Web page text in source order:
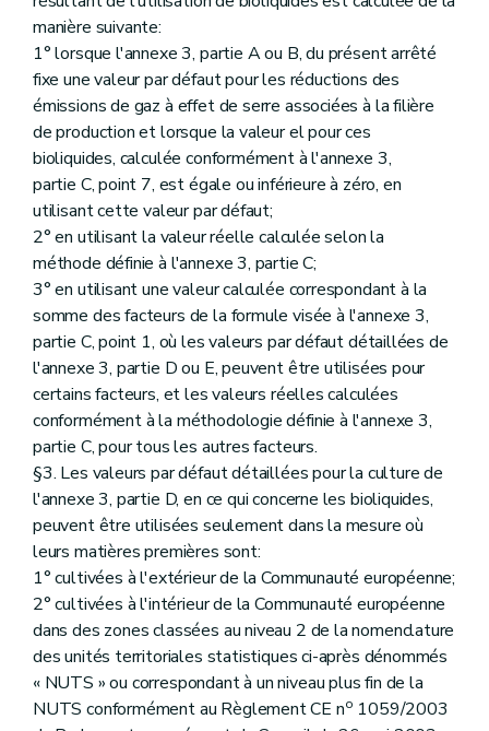
manière suivante:
1° lorsque l'annexe 3, partie A ou B, du présent arrêté
fixe une valeur par défaut pour les réductions des
émissions de gaz à effet de serre associées à la filière
de production et lorsque la valeur el pour ces
bioliquides, calculée conformément à l'annexe 3,
partie C, point 7, est égale ou inférieure à zéro, en
utilisant cette valeur par défaut;
2° en utilisant la valeur réelle calculée selon la
méthode définie à l'annexe 3, partie C;
3° en utilisant une valeur calculée correspondant à la
somme des facteurs de la formule visée à l'annexe 3,
partie C, point 1, où les valeurs par défaut détaillées de
l'annexe 3, partie D ou E, peuvent être utilisées pour
certains facteurs, et les valeurs réelles calculées
conformément à la méthodologie définie à l'annexe 3,
partie C, pour tous les autres facteurs.
§3. Les valeurs par défaut détaillées pour la culture de
l'annexe 3, partie D, en ce qui concerne les bioliquides,
peuvent être utilisées seulement dans la mesure où
leurs matières premières sont:
1° cultivées à l'extérieur de la Communauté européenne;
2° cultivées à l'intérieur de la Communauté européenne
dans des zones classées au niveau 2 de la nomenclature
des unités territoriales statistiques ci-après dénommés
« NUTS » ou correspondant à un niveau plus fin de la
NUTS conformément au Règlement CE no 1059/2003